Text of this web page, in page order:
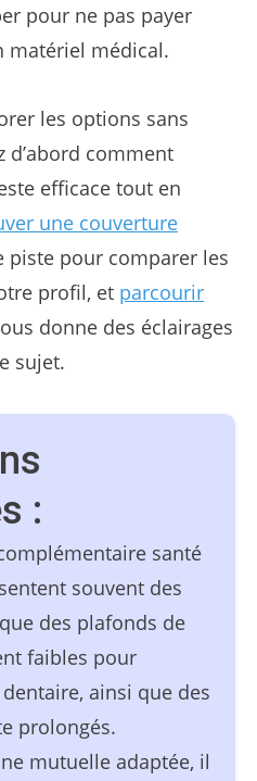
pour ne pas payer
matériel médical.
les options sans
d’abord comment
efficace tout en
une couverture
piste pour comparer les
profil, et parcourir
donne des éclairages
sujet.
:
santé
souvent des
des plafonds de
faibles pour
ainsi que des
prolongés.
mutuelle adaptée, il